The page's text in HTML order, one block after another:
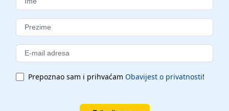
Prepoznao sam i prihvaćam Obavijest o privatnosti!